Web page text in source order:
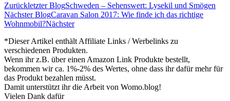
Zurückletzter BlogSchweden – Sehenswert: Lysekil und Smögen
Nächster BlogCaravan Salon 2017: Wie finde ich das richtige
Wohnmobil?Nächster
*Dieser Artikel enthält Affiliate Links / Werbelinks zu
verschiedenen Produkten.
Wenn ihr z.B. über einen Amazon Link Produkte bestellt,
bekommen wir ca. 1%-2% des Wertes, ohne dass ihr dafür mehr für
das Produkt bezahlen müsst.
Damit unterstützt ihr die Arbeit von Womo.blog!
Vielen Dank dafür